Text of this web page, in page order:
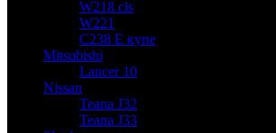
W218 cls
W221
C238 E купе
Mitsubishi
Lancer 10
Nissan
Teana J32
Teana J33